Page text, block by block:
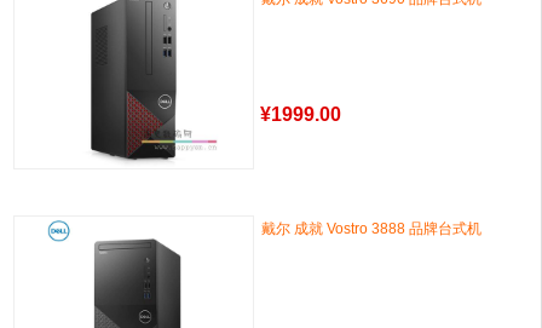
¥1999.00
戴尔 成就 Vostro 3888 品牌台式机